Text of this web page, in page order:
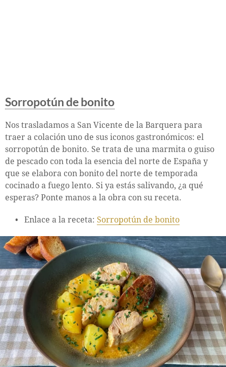
Sorropotún de bonito
Nos trasladamos a San Vicente de la Barquera para
traer a colación uno de sus iconos gastronómicos: el
sorropotún de bonito. Se trata de una marmita o guiso
de pescado con toda la esencia del norte de España y
que se elabora con bonito del norte de temporada
cocinado a fuego lento. Si ya estás salivando, ¿a qué
esperas? Ponte manos a la obra con su receta.
Enlace a la receta: Sorropotún de bonito